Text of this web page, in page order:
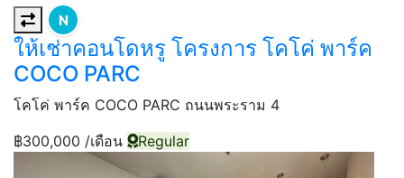
N
ให้เช่าคอนโดหรู โครงการ โคโค่ พาร์ค
COCO PARC
โคโค่ พาร์ค COCO PARC ถนนพระราม 4
฿300,000 /เดือน Regular